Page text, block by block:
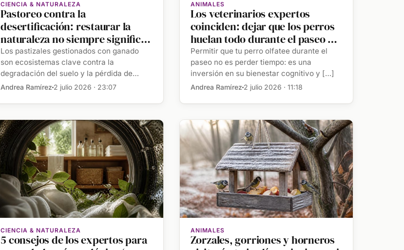
CIENCIA & NATURALEZA
Pastoreo contra la
desertificación: restaurar la
naturaleza no siempre significa
plantar árboles
Los pastizales gestionados con ganado
son ecosistemas clave contra la
degradación del suelo y la pérdida de
biodiversidad en zonas […]
Andrea Ramírez 2 julio 2026 · 23:07
ANIMALES
Los veterinarios expertos
coinciden: dejar que los perros
huelan todo durante el paseo es
una forma controlada de
mejorar su equilibrio emocional
Permitir que tu perro olfatee durante el
paseo no es perder tiempo: es una
inversión en su bienestar cognitivo y […]
Andrea Ramírez 2 julio 2026 · 11:18
CIENCIA & NATURALEZA
5 consejos de los expertos para
ANIMALES
Zorzales, gorriones y horneros